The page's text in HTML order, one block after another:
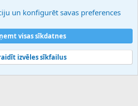
® © 2010-2025 XenForo Ltd.
un konfigurēt savas preferences
visas sīkdatnes
izvēles sīkfailus